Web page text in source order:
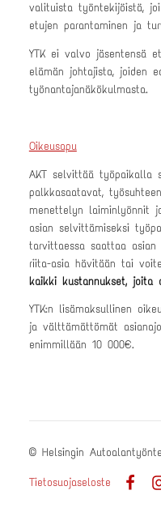
valituista työntekijöistä,
etujen parantaminen ja
YTK ei valvo jäsentensä
elämän johtajista, joiden
työnantajanäkökulmasta.
Oikeusapu
AKT selvittää työpaikalla
palkkasaatavat,
menettelyn laiminlyönnit
asian selvittämiseksi
tarvittaessa saattaa
riita-asia hävitään tai
kaikki kustannukset, joita
YTK:n lisämaksullinen
ja välttämättömät
enimmillään 10 000€.
© Helsingin
Tietosuojaseloste